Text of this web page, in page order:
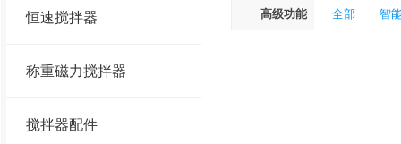
恒速搅拌器
称重磁力搅拌器
搅拌器配件
高级功能 全部 智